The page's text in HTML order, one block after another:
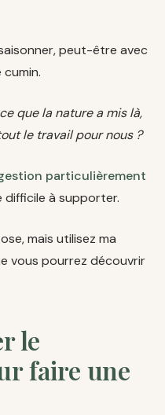
peut-être avec
que la nature a mis là,
le travail pour nous ?
particulièrement
à supporter.
mais utilisez ma
vous pourrez découvrir
le
faire une